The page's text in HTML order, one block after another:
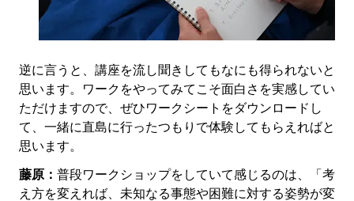
逆に言うと、講座を流し聞きしてもなにも得られないと
思います。ワークをやってみてこそ面白さを実感してい
ただけますので、ぜひワークシートをダウンロードし
て、一緒に直島に行ったつもりで体験してもらえればと
思います。
藤原： 普段ワークショップをしていて感じるのは、「考
え方を変えれば、未知なる事態や困難に対する姿勢が変